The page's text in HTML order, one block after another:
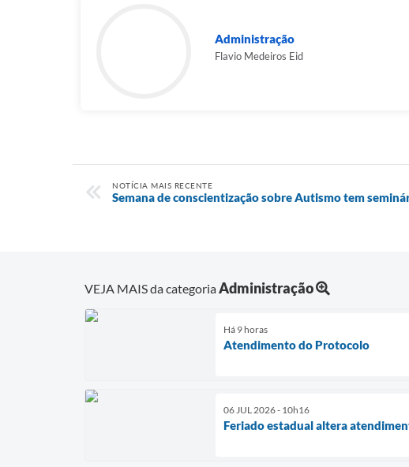
Administração
Flavio Medeiros Eid
NOTÍCIA MAIS RECENTE
Semana de conscientização sobre Autismo tem
VEJA MAIS da categoriaAdministração
Há 9 horas
Atendimento do Protocolo
06 JUL 2026 - 10h16
Feriado estadual altera